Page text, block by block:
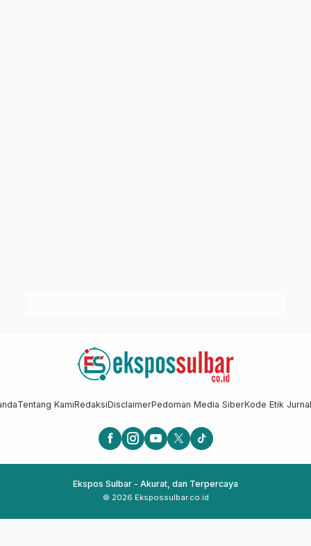
Tentang KamiRedaksiDisclaimerPedoman Media SiberKode Etik
Ekspos Sulbar - Akurat, dan Terpercaya
© 2026 Ekspossulbar.co.id